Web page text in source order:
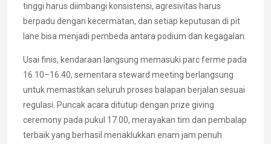
tinggi harus diimbangi konsistensi, agresivitas harus
berpadu dengan kecermatan, dan setiap keputusan di pit
lane bisa menjadi pembeda antara podium dan kegagalan.
Usai finis, kendaraan langsung memasuki parc ferme pada
16.10–16.40, sementara steward meeting berlangsung
untuk memastikan seluruh proses balapan berjalan sesuai
regulasi. Puncak acara ditutup dengan prize giving
ceremony pada pukul 17.00, merayakan tim dan pembalap
terbaik yang berhasil menaklukkan enam jam penuh